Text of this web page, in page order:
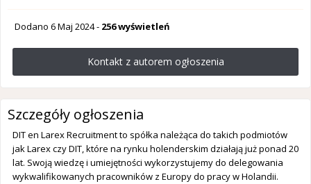
Dodano 6 Maj 2024- 256 wyświetleń
Kontakt z autorem ogłoszenia
Szczegóły ogłoszenia
DIT en Larex Recruitment to spółka należąca do takich podmiotów
jak Larex czy DIT, które na rynku holenderskim działają już ponad 20
lat. Swoją wiedzę i umiejętności wykorzystujemy do delegowania
wykwalifikowanych pracowników z Europy do pracy w Holandii.